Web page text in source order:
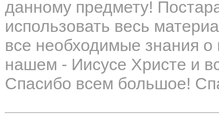
данному предмету!
использовать весь
все необходимые знания
нашем - Иисусе Христе и
Спасибо всем большое!